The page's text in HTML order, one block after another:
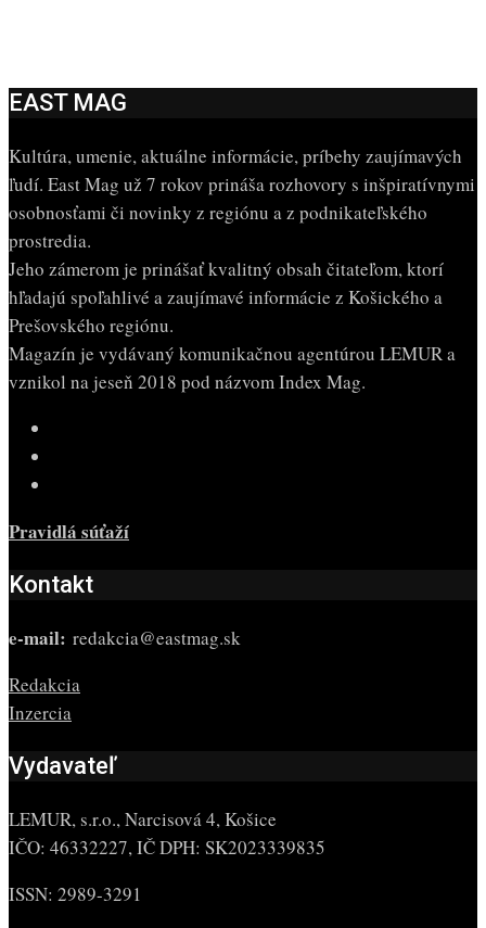
EAST MAG
Kultúra, umenie, aktuálne informácie, príbehy zaujímavých
ľudí. East Mag už 7 rokov prináša rozhovory s inšpiratívnymi
osobnosťami či novinky z regiónu a z podnikateľského
prostredia.
Jeho zámerom je prinášať kvalitný obsah čitateľom, ktorí
hľadajú spoľahlivé a zaujímavé informácie z Košického a
Prešovského regiónu.
Magazín je vydávaný komunikačnou agentúrou LEMUR a
vznikol na jeseň 2018 pod názvom Index Mag.
Pravidlá súťaží
Kontakt
e-mail: redakcia@eastmag.sk
Redakcia
Inzercia
Vydavateľ
LEMUR, s.r.o., Narcisová 4, Košice
IČO: 46332227, IČ DPH: SK2023339835
ISSN: 2989-3291